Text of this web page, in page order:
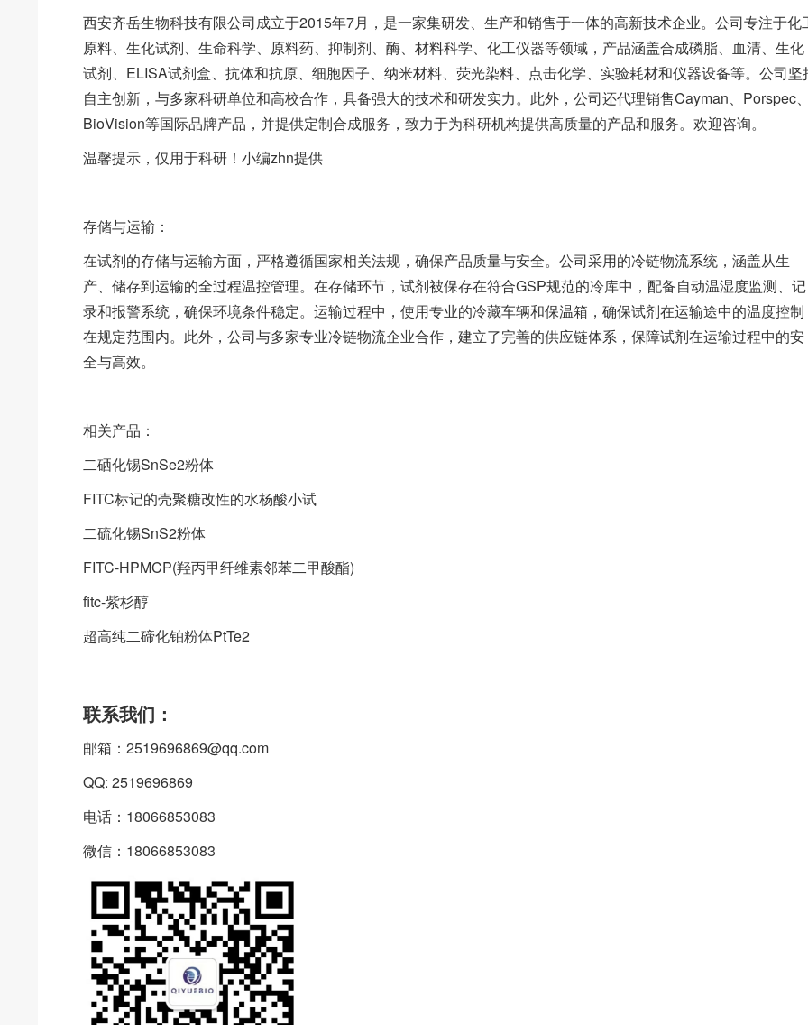
西安齐岳生物科技有限公司成立于2015年7月，是一家集研发、生产和销售于一体的高新技术企业。公司专注于化
原料、生化试剂、生命科学、原料药、抑制剂、酶、材料科学、化工仪器等领域，产品涵盖合成磷脂、血清、生化
试剂、ELISA试剂盒、抗体和抗原、细胞因子、纳米材料、荧光染料、点击化学、实验耗材和仪器设备等。公司坚
自主创新，与多家科研单位和高校合作，具备强大的技术和研发实力。此外，公司还代理销售Cayman、Porspec
BioVision等国际品牌产品，并提供定制合成服务，致力于为科研机构提供高质量的产品和服务。欢迎咨询。
温馨提示，仅用于科研！小编zhn提供
存储与运输：
在试剂的存储与运输方面，严格遵循国家相关法规，确保产品质量与安全。公司采用的冷链物流系统，涵盖从生
产、储存到运输的全过程温控管理。在存储环节，试剂被保存在符合GSP规范的冷库中，配备自动温湿度监测、记
录和报警系统，确保环境条件稳定。运输过程中，使用专业的冷藏车辆和保温箱，确保试剂在运输途中的温度控制
在规定范围内。此外，公司与多家专业冷链物流企业合作，建立了完善的供应链体系，保障试剂在运输过程中的安
全与高效。
相关产品：
二硒化锡SnSe2粉体
FITC标记的壳聚糖改性的水杨酸小试
二硫化锡SnS2粉体
FITC-HPMCP(羟丙甲纤维素邻苯二甲酸酯)
fitc-紫杉醇
超高纯二碲化铂粉体PtTe2
联系我们：
邮箱：2519696869@qq.com
QQ: 2519696869
电话：18066853083
微信：18066853083